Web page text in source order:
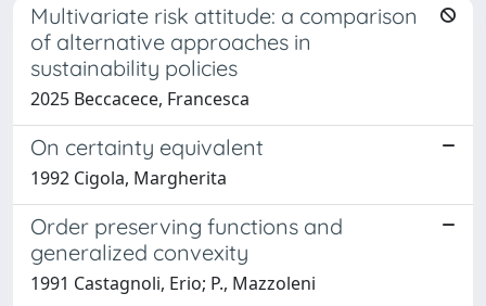
Multivariate risk attitude: a comparison
of alternative approaches in
sustainability policies
2025 Beccacece, Francesca
On certainty equivalent
1992 Cigola, Margherita
Order preserving functions and
generalized convexity
1991 Castagnoli, Erio; P., Mazzoleni